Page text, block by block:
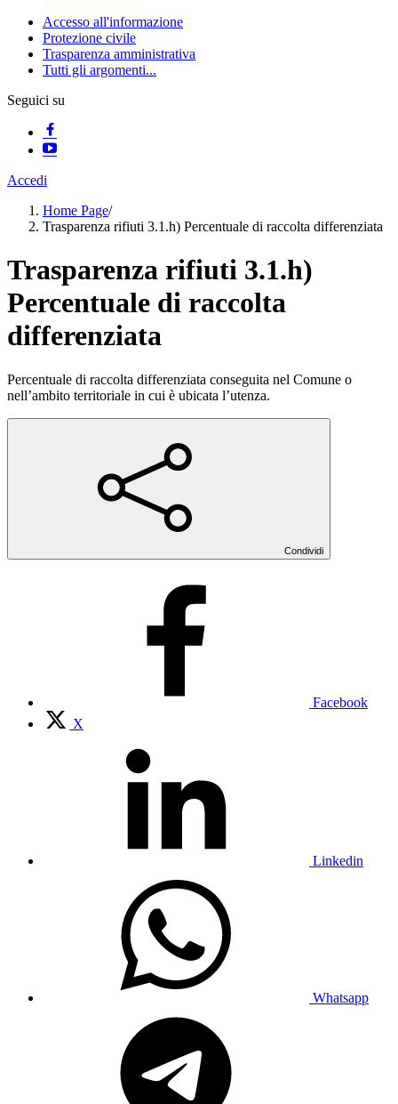
Accesso all'informazione
Protezione civile
Trasparenza amministrativa
Tutti gli argomenti...
Seguici su
Accedi
Home Page/
Trasparenza rifiuti 3.1.h) Percentuale di raccolta differenziata
Trasparenza rifiuti 3.1.h)
Percentuale di raccolta
differenziata
Percentuale di raccolta differenziata conseguita nel Comune o
nell’ambito territoriale in cui è ubicata l’utenza.
Condividi
Facebook
X
Linkedin
Whatsapp